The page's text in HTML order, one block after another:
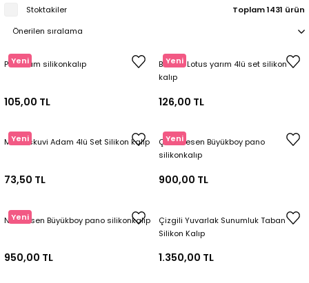
Tepsi / Tabak / Peçetelik Kalıpları
Tütsülük Silikonkalıpları
Pano, Tabanlık Silikon Kalıpları
Stoktakiler Toplam 1431 ürün
Yeni
Puff mum silikonkalıp
105,00 TL
Yeni
Bisküvi Lotus yarım 4lü set silikon
kalıp
126,00 TL
Yeni
Mini Biskuvi Adam 4lü Set Silikon kalıp
73,50 TL
Yeni
Çilek desen Büyükboy pano
silikonkalıp
900,00 TL
Yeni
Nar desen Büyükboy pano silikonkalıp
950,00 TL
Çizgili Yuvarlak Sunumluk Taban
Silikon Kalıp
1.350,00 TL